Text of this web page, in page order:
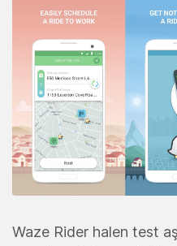
Waze Rider halen test